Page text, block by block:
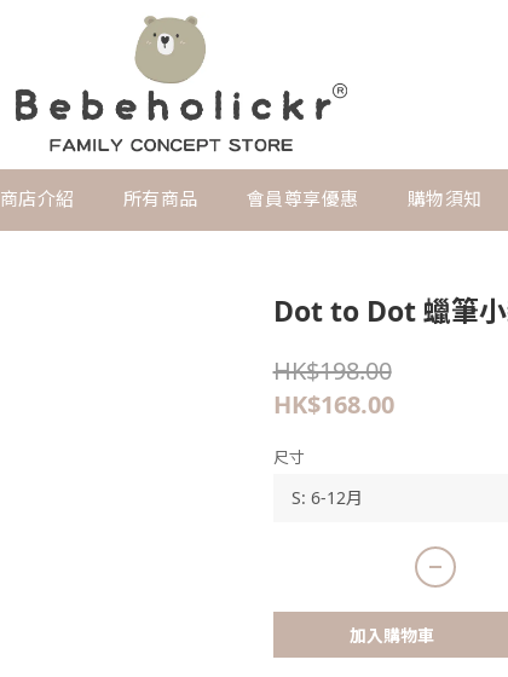
商店介紹 所有商品 會員尊享優惠 購物須知
Dot to Dot 蠟筆
HK$198.00
HK$168.00
尺寸
加入購物車